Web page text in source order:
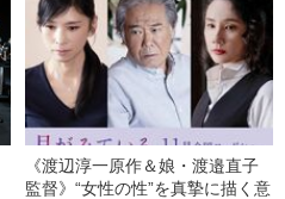
《渡辺淳一原作＆娘・渡邉直子
監督》“女性の性”を真摯に描く意